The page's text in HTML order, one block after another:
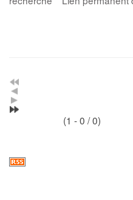
(1 - 0 / 0)